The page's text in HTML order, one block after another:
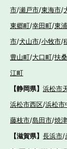
市/瀬戸市/東海市/
東郷町/幸田町/東
市/犬山市/小牧市/
豊山町/大口町/扶
江町
【静岡県】 浜松市
浜松市西区/浜松市
藤枝市/島田市/焼
【滋賀県】 長浜市/